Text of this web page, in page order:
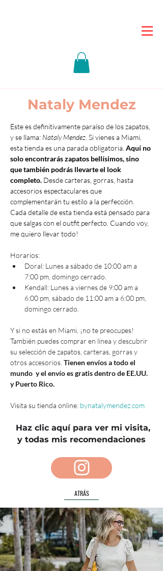
Nataly Mendez
Este es definitivamente paraíso de los zapatos,
y se llama: Nataly Mendez . Si vienes a Miami,
esta tienda es una parada obligatoria. Aquí no
solo encontrarás zapatos bellísimos, sino
que también podrás llevarte el look
completo. Desde carteras, gorras, hasta
accesorios espectaculares que
complementarán tu estilo a la perfección.
Cada detalle de esta tienda está pensado para
que salgas con el outfit perfecto. Cuando voy,
me quiero llevar todo!
Horarios:
Doral: Lunes a sábado de 10:00 am a
7:00 pm, domingo cerrado.
Kendall: Lunes a viernes de 9:00 am a
6:00 pm, sábado de 11:00 am a 6:00 pm,
domingo cerrado.
Y si no estás en Miami, ¡no te preocupes!
También puedes comprar en línea y descubrir
su selección de zapatos, carteras, gorras y
otros accesorios. Tienen envíos a todo el
mundo  y el envío es gratis dentro de EE.UU.
y Puerto Rico.
Visita su tienda online: bynatalymendez.com
Haz clic aquí para ver mi visita,
y todas mis recomendaciones
ATRÁS